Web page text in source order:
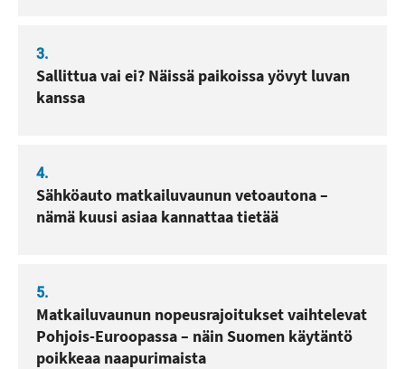
3.
Sallittua vai ei? Näissä paikoissa yövyt luvan
kanssa
4.
Sähköauto matkailuvaunun vetoautona –
nämä kuusi asiaa kannattaa tietää
5.
Matkailuvaunun nopeusrajoitukset vaihtelevat
Pohjois-Euroopassa – näin Suomen käytäntö
poikkeaa naapurimaista